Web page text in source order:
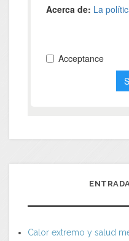
Calor extremo y salud